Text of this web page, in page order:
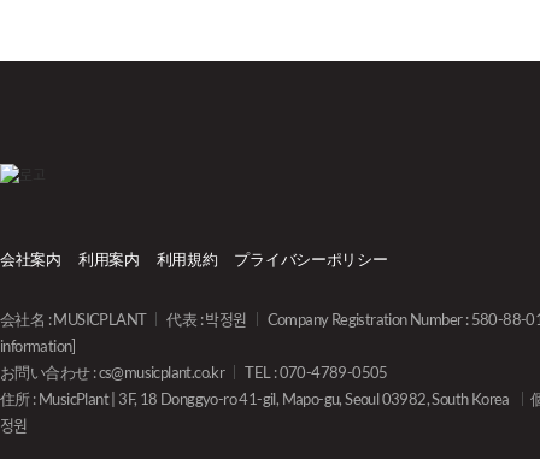
会社案内 利用案内 利用規約 プライバシーポリシー
会社名 : MUSICPLANT 代表 : 박정원
Company Registration Number : 580-88-
information]
お問い合わせ :cs@musicplant.co.kr
TEL : 070-4789-0505
住所 : MusicPlant | 3F, 18 Donggyo-ro 41-gil, Mapo-gu, Seoul 03982, South Korea
정원